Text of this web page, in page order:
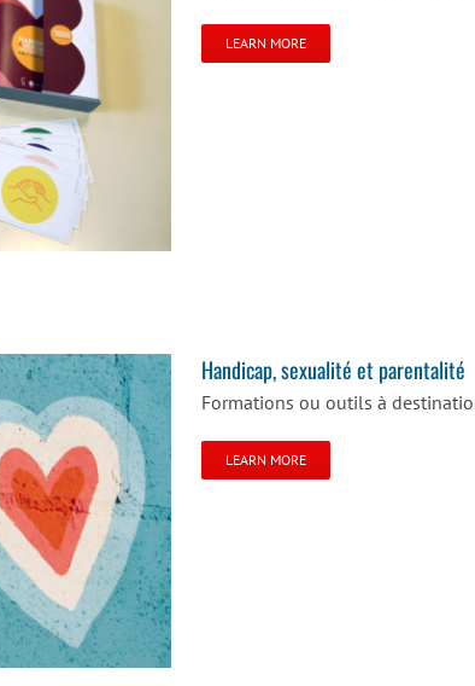
LEARN MORE
Handicap, sexualité et parentalité
Formations ou outils à
LEARN MORE